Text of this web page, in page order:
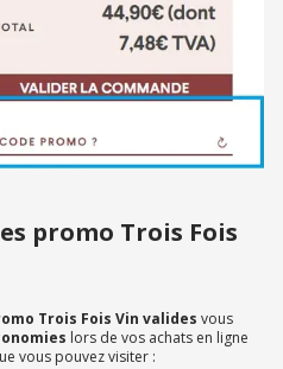
promo Trois Fois
Trois Fois Vin valides vous
lors de vos achats en ligne
vous pouvez visiter :